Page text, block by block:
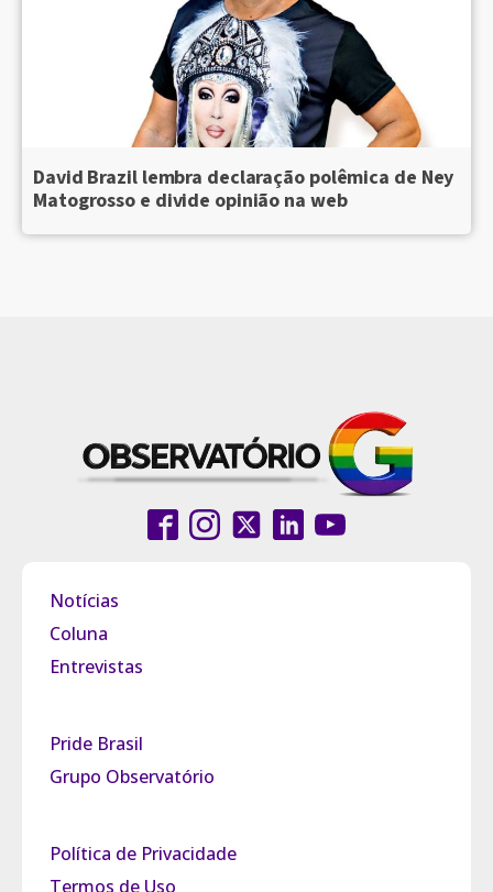
David Brazil lembra declaração polêmica de Ney
Matogrosso e divide opinião na web
Notícias
Coluna
Entrevistas
Pride Brasil
Grupo Observatório
Política de Privacidade
Termos de Uso